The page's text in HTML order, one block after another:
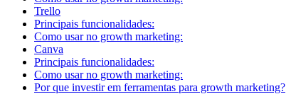
Trello
Principais funcionalidades:
Como usar no growth marketing:
Canva
Principais funcionalidades:
Como usar no growth marketing:
Por que investir em ferramentas para growth marketing?